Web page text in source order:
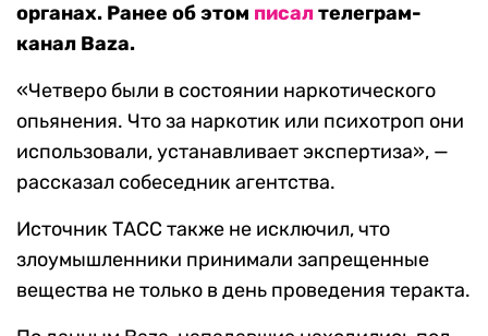
органах. Ранее об этом писалтелеграм-
канал Baza.
«Четверо были в состоянии наркотического
опьянения. Что за наркотик или психотроп они
использовали, устанавливает экспертиза», —
рассказал собеседник агентства.
Источник ТАСС также не исключил, что
злоумышленники принимали запрещенные
вещества не только в день проведения теракта.